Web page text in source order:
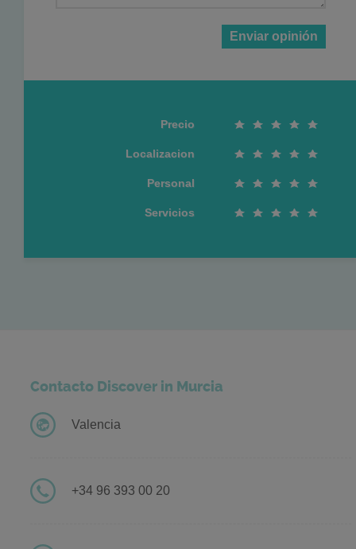
Enviar opinión
Precio
Localizacion
Personal
Servicios
Contacto Discover in Murcia
Valencia
+34 96 393 00 20